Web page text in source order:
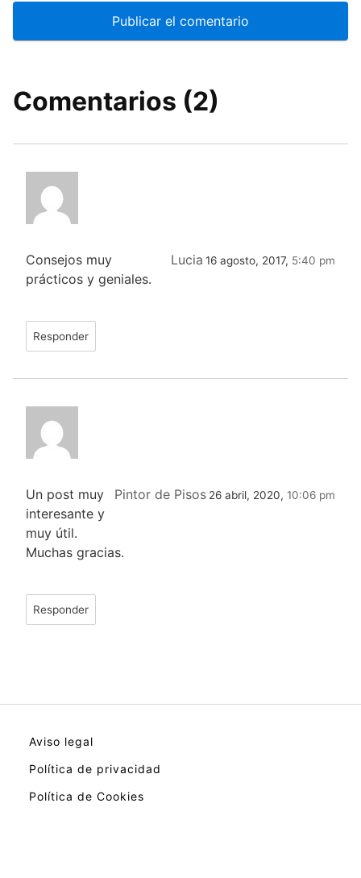
Comentarios (2)
Lucia 16 agosto, 2017, 5:40 pm
Consejos muy
prácticos y geniales.
Responder
Pintor de Pisos 26 abril, 2020, 10:06 pm
Un post muy
interesante y
muy útil.
Muchas gracias.
Responder
Aviso legal
Política de privacidad
Política de Cookies